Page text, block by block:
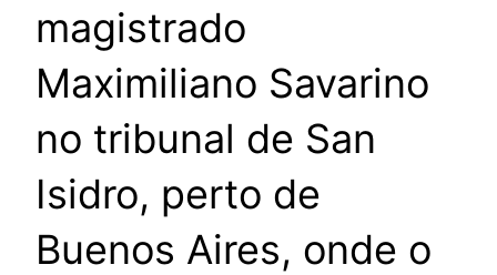
magistrado
Maximiliano Savarino
no tribunal de San
Isidro, perto de
Buenos Aires, onde o